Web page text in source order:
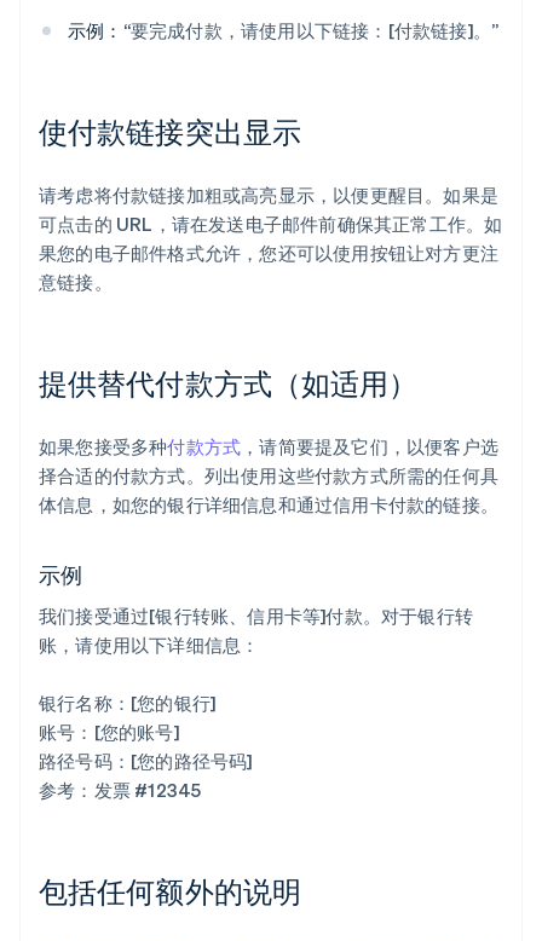
示例： “要完成付款，请使用以下链接：[付款链接]。”
使付款链接突出显示
请考虑将付款链接加粗或高亮显示，以便更醒目。如果是
可点击的 URL，请在发送电子邮件前确保其正常工作。如
果您的电子邮件格式允许，您还可以使用按钮让对方更注
意链接。
提供替代付款方式（如适用）
如果您接受多种付款方式 ，请简要提及它们，以便客户选
择合适的付款方式。列出使用这些付款方式所需的任何具
体信息，如您的银行详细信息和通过信用卡付款的链接。
示例
我们接受通过[银行转账、信用卡等]付款。对于银行转
账，请使用以下详细信息：
银行名称：[您的银行]
账号：[您的账号]
路径号码：[您的路径号码]
参考：发票 #12345
包括任何额外的说明